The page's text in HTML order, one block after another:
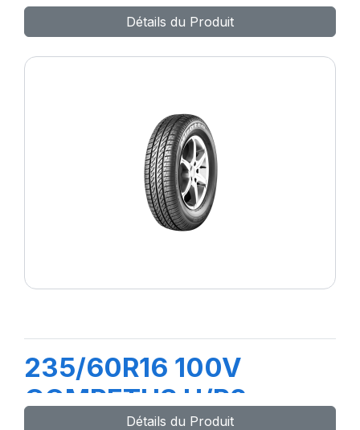
Détails du Produit
235/60R16 100V
COMPETUS H/P2
Détails du Produit